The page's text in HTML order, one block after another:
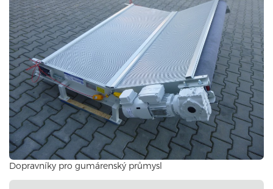
Dopravníky pro gumárenský průmysl